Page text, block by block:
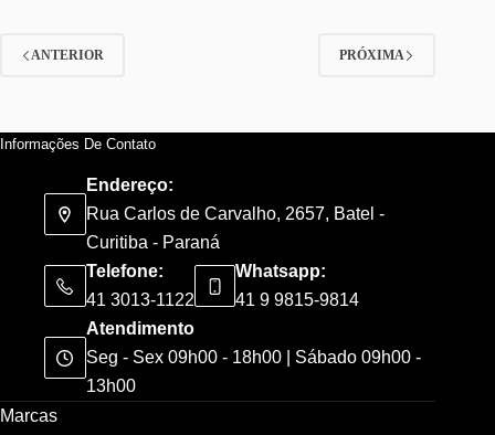
ANTERIOR PRÓXIMA
Informações De Contato
Endereço:
Rua Carlos de Carvalho, 2657, Batel -
Curitiba - Paraná
Telefone:
41 3013-1122
Whatsapp:
41 9 9815-9814
Atendimento
Seg - Sex 09h00 - 18h00 | Sábado 09h00 -
13h00
Marcas